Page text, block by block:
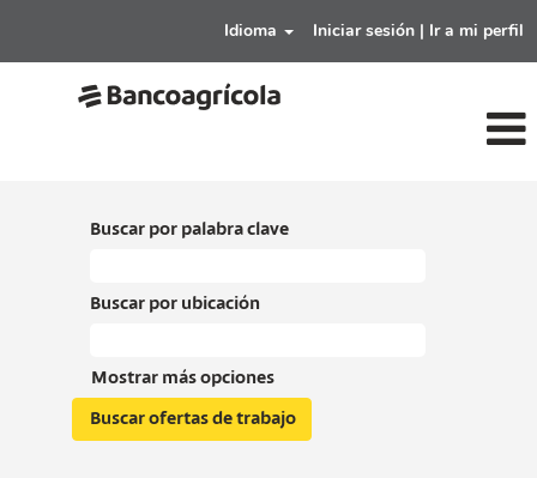
Idioma Iniciar sesión | Ir a mi perfil
Buscar por palabra clave
Buscar por ubicación
Mostrar más opciones